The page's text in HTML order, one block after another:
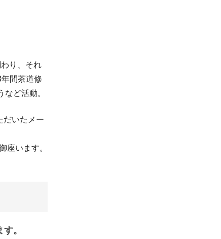
り、それ
間茶道修
ど活動。
だいたメー
座います。
。